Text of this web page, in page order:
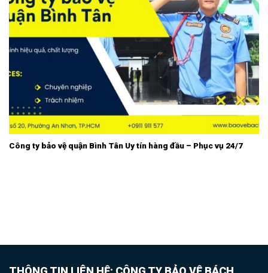
Công ty bảo vệ quận Bình Tân Uy tín hàng đầu – Phục vụ 24/7